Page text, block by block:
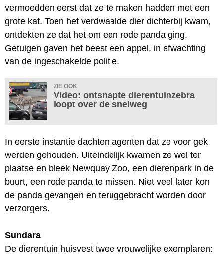
vermoedden eerst dat ze te maken hadden met een
grote kat. Toen het verdwaalde dier dichterbij kwam,
ontdekten ze dat het om een rode panda ging.
Getuigen gaven het beest een appel, in afwachting
van de ingeschakelde politie.
ZIE OOK
Video: ontsnapte dierentuinzebra
loopt over de snelweg
In eerste instantie dachten agenten dat ze voor gek
werden gehouden. Uiteindelijk kwamen ze wel ter
plaatse en bleek Newquay Zoo, een dierenpark in de
buurt, een rode panda te missen. Niet veel later kon
de panda gevangen en teruggebracht worden door
verzorgers.
Sundara
De dierentuin huisvest twee vrouwelijke exemplaren: